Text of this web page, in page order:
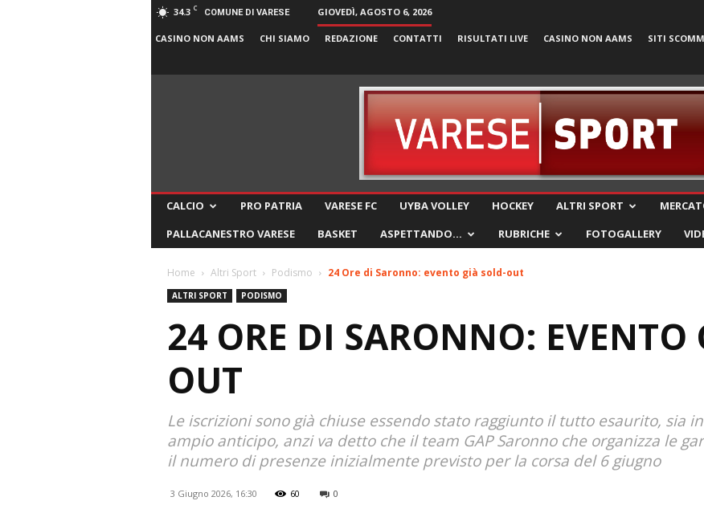
34.3 C COMUNE DI VARESE GIOVEDÌ, AGOSTO 6, 2026
CASINO NON AAMS CHI SIAMO REDAZIONE CONTATTI RISULTATI LIVE CASINO NON AAMS SITI
CALCIO PRO PATRIA VARESE FC UYBA VOLLEY HOCKEY ALTRI SPORT
PALLACANESTRO VARESE
BASKET ASPETTANDO… RUBRICHE FOTOGALLERY
Home Altri Sport Podismo 24 Ore di Saronno: evento già sold-out
ALTRI SPORT PODISMO
24 ORE DI SARONNO: EVENTO
OUT
Le iscrizioni sono già chiuse essendo stato raggiunto il tutto esaurito, sia
ampio anticipo, anzi va detto che il team GAP Saronno che organizza le
il numero di presenze inizialmente previsto per la corsa del 6 giugno
3 Giugno 2026, 16:30 60 0